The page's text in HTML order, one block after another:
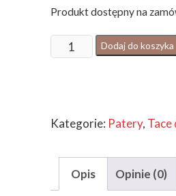
Produkt dostępny na
ilość
żywicy
granatowa
+
Dodaj do koszyka
Kategorie: Patery, Tace
Opis Opinie (0)